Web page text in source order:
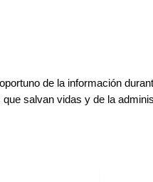
de la información
salvan vidas y de la